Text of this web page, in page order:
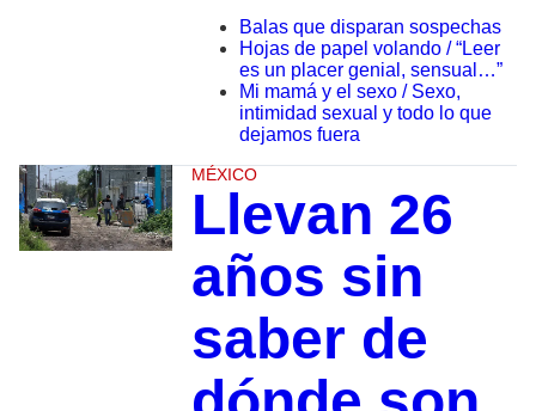
Balas que disparan sospechas
Hojas de papel volando / “Leer
es un placer genial, sensual…”
Mi mamá y el sexo / Sexo,
intimidad sexual y todo lo que
dejamos fuera
MÉXICO
Llevan 26
años sin
saber de